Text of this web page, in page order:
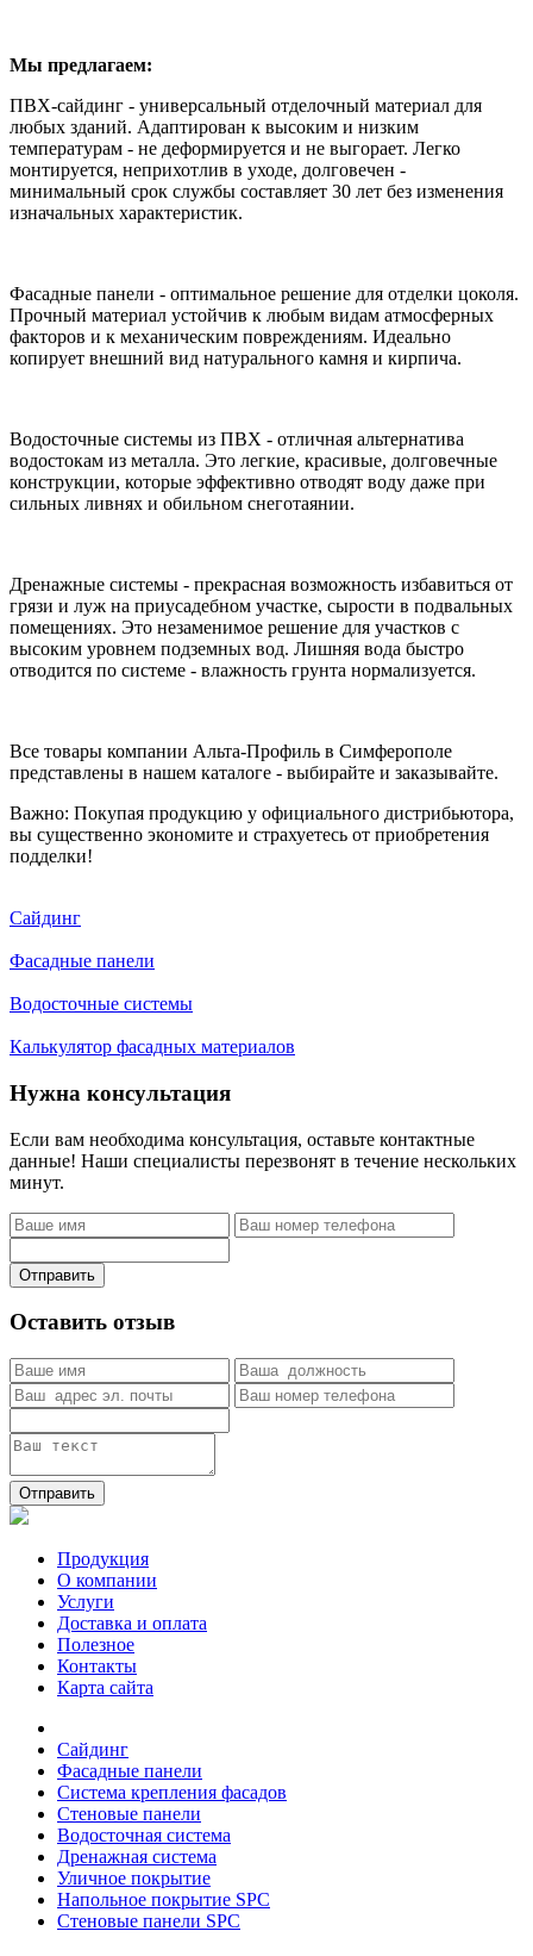
Мы предлагаем:
ПВХ-сайдинг - универсальный отделочный материал для
любых зданий. Адаптирован к высоким и низким
температурам - не деформируется и не выгорает. Легко
монтируется, неприхотлив в уходе, долговечен -
минимальный срок службы составляет 30 лет без изменения
изначальных характеристик.
Фасадные панели - оптимальное решение для отделки цоколя.
Прочный материал устойчив к любым видам атмосферных
факторов и к механическим повреждениям. Идеально
копирует внешний вид натурального камня и кирпича.
Водосточные системы из ПВХ - отличная альтернатива
водостокам из металла. Это легкие, красивые, долговечные
конструкции, которые эффективно отводят воду даже при
сильных ливнях и обильном снеготаянии.
Дренажные системы - прекрасная возможность избавиться от
грязи и луж на приусадебном участке, сырости в подвальных
помещениях. Это незаменимое решение для участков с
высоким уровнем подземных вод. Лишняя вода быстро
отводится по системе - влажность грунта нормализуется.
Все товары компании Альта-Профиль в Симферополе
представлены в нашем каталоге - выбирайте и заказывайте.
Важно: Покупая продукцию у официального дистрибьютора,
вы существенно экономите и страхуетесь от приобретения
подделки!
Сайдинг
Фасадные панели
Водосточные системы
Калькулятор фасадных материалов
Нужна консультация
Если вам необходима консультация, оставьте контактные
данные! Наши специалисты перезвонят в течение нескольких
минут.
Отправить
Оставить отзыв
Отправить
Продукция
О компании
Услуги
Доставка и оплата
Полезное
Контакты
Карта сайта
Сайдинг
Фасадные панели
Система крепления фасадов
Стеновые панели
Водосточная система
Дренажная система
Уличное покрытие
Напольное покрытие SPC
Стеновые панели SPC